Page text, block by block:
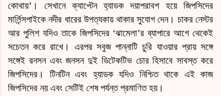
কোথায়’। সেখানে ক্যাপ্টেন হ্যাডক দয়াপরাবশ হয়ে জিপসিদের
মার্লিন্সপাইকে নদীর ধারের উপত্যকায় থাকার সুযোগ দেন। চাকর নেস্টর
আর পুলিশ যদিও তাকে জিপসিদের ‘ঝামেলা’র ব্যাপারে আগে থেকেই
সচেতন করে রাখে। এরপর সবুজ পান্নাটি চুরি যাওয়ার প্রায় সঙ্গে
সঙ্গেই রনসন এবং জনসন দুই ডিটেকটিভ চোর হিসাবে সাবস্ত করে
জিপসিদের। টিনটিন এবং হ্যাডক যদিও নিশ্চিত থাকে এই কাজ
জিপসিদের নয় এবং সেটিই শেষ পর্যন্ত প্রমাণিত হয়।